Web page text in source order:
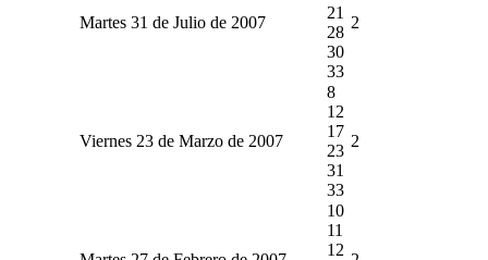
Martes 31 de Julio de 2007
21
28
30
33
2
Viernes 23 de Marzo de 2007
8
12
17
23
31
33
2
10
11
12